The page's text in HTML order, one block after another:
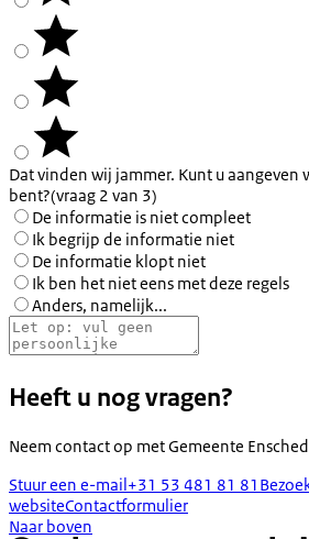
Dat vinden wij jammer. Kunt u aangeven
bent?(vraag 2 van 3)
De informatie is niet compleet
Ik begrijp de informatie niet
De informatie klopt niet
Ik ben het niet eens met deze regels
Anders, namelijk...
Heeft u nog vragen?
Neem contact op metGemeente
Stuur een e-mail +31 53 481 81 81
websiteContactformulier
Naar boven